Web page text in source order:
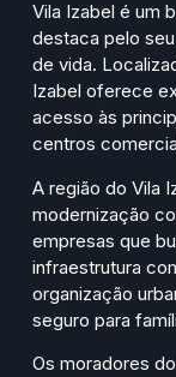
Vila Izabel é um
destaca pelo
de vida.
Izabel oferece
acesso às
centros
A região do Vila
modernização
empresas que
infraestrutura
organização
seguro para
Os moradores